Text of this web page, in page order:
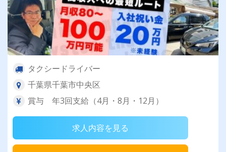
タクシードライバー
千葉県千葉市中央区
賞与 年3回支給（4月・8月・12月）
求人内容を見る